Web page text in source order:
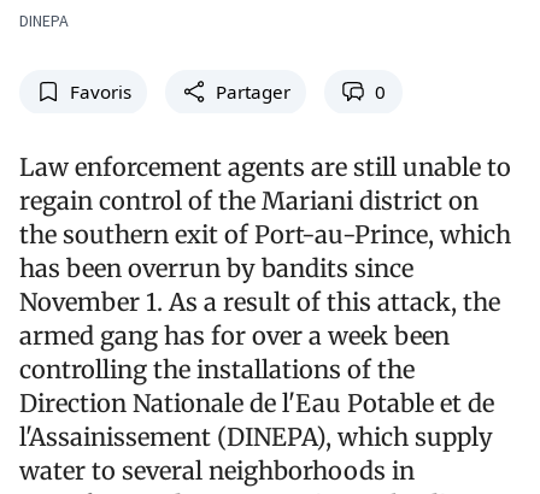
DINEPA
Favoris Partager 0
Law enforcement agents are still unable to
regain control of the Mariani district on
the southern exit of Port-au-Prince, which
has been overrun by bandits since
November 1. As a result of this attack, the
armed gang has for over a week been
controlling the installations of the
Direction Nationale de l'Eau Potable et de
l'Assainissement (DINEPA), which supply
water to several neighborhoods in